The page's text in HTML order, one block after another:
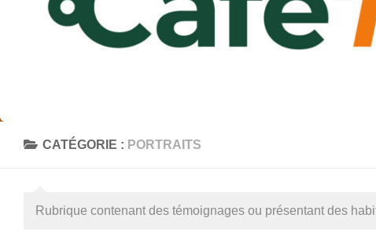
CATÉGORIE : PORTRAITS
Rubrique contenant des témoignages ou présentant des